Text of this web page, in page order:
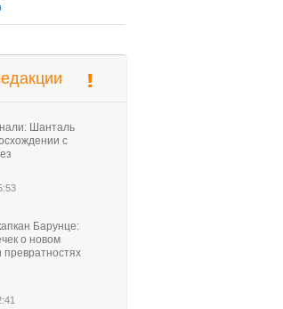
Шанталь
с
Барунце:
о новом